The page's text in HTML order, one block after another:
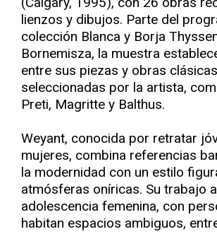
lienzos y dibujos. Parte del
colección Blanca y Borja
Bornemisza, la muestra
entre sus piezas y obras clásicas
seleccionadas por la artista,
Preti, Magritte y Balthus.
Weyant, conocida por retratar
mujeres, combina referencias
la modernidad con un estilo
atmósferas oníricas. Su trabajo
adolescencia femenina, con
habitan espacios ambiguos,